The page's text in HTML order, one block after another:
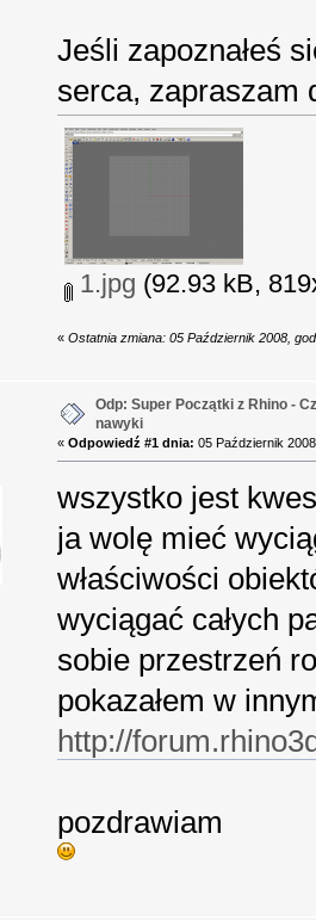
Jeśli zapoznałeś
serca, zapraszam
1.jpg (92.93 kB,
«Ostatnia zmiana: 05 Październik 2008,
Odp: Super Początki z Rhino -
nawyki
«Odpowiedź #1 dnia: 05 Październik
wszystko jest
ja wolę mieć
właściwości
wyciągać całych
sobie przestrzeń
pokazałem w
http://
pozdrawiam